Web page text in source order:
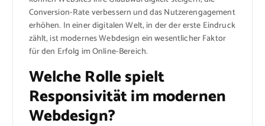
Conversion-Rate verbessern und das Nutzerengagement
erhöhen. In einer digitalen Welt, in der der erste Eindruck
zählt, ist modernes Webdesign ein wesentlicher Faktor
für den Erfolg im Online-Bereich.
Welche Rolle spielt
Responsivität im modernen
Webdesign?